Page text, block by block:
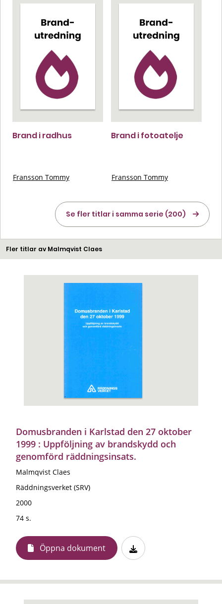
Brand i radhus
Fransson Tommy
Brand i fotoatelje
Fransson Tommy
Se fler titlar i samma serie (200)
Fler titlar av Malmqvist Claes
Domusbranden i Karlstad den 27 oktober
1999 : Uppföljning av brandskydd och
genomförd räddningsinsats.
Malmqvist Claes
Räddningsverket (SRV)
2000
74 s.
Öppna dokument